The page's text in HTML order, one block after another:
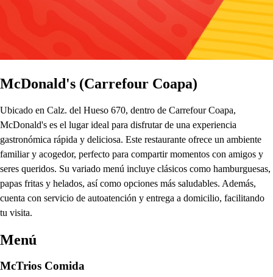
McDonald's (Carrefour Coapa)
Ubicado en Calz. del Hueso 670, dentro de Carrefour Coapa,
McDonald's es el lugar ideal para disfrutar de una experiencia
gastronómica rápida y deliciosa. Este restaurante ofrece un ambiente
familiar y acogedor, perfecto para compartir momentos con amigos y
seres queridos. Su variado menú incluye clásicos como hamburguesas,
papas fritas y helados, así como opciones más saludables. Además,
cuenta con servicio de autoatención y entrega a domicilio, facilitando
tu visita.
Menú
McTrios Comida